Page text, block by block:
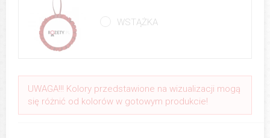
WSTĄŻKA
UWAGA!!! Kolory przedstawione na wizualizacji mogą
się różnić od kolorów w gotowym produkcie!